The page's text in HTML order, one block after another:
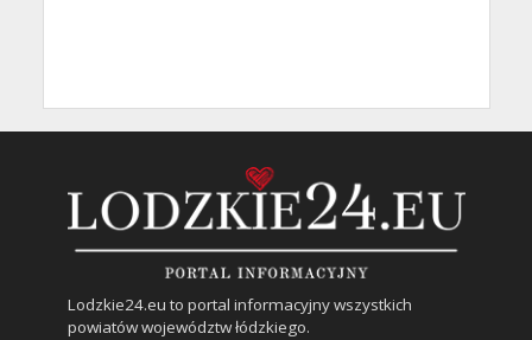
Lodzkie24.eu to portal informacyjny wszystkich
powiatów województw łódzkiego.